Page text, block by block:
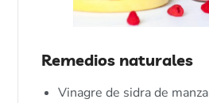
Remedios naturales
Vinagre de sidra de